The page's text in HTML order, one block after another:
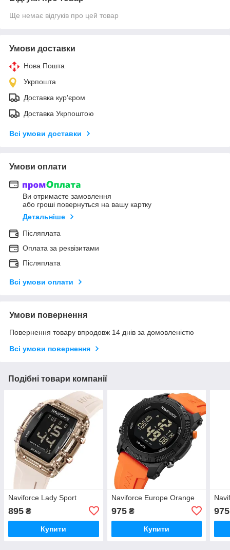
Ще немає відгуків про цей товар
Умови доставки
Нова Пошта
Укрпошта
Доставка кур'єром
Доставка Укрпоштою
Всі умови доставки
Умови оплати
Ви отримаєте замовлення
або гроші повернуться на вашу картку
Детальніше
Післяплата
Оплата за реквізитами
Післяплата
Всі умови оплати
Умови повернення
Повернення товару впродовж 14 днів за домовленістю
Всі умови повернення
Подібні товари компанії
Naviforce Lady Sport
895 ₴
Купити
Naviforce Europe Orange
975₴
Купити
975